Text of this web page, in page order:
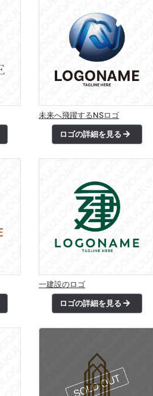
未来へ飛躍するNSロゴ
ロゴの詳細を見る
一建設のロゴ
ロゴの詳細を見る